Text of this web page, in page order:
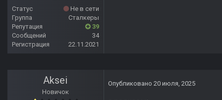
Статус
Не в сети
Группа
Сталкеры
Репутация
39
Сообщений
34
Регистрация
22.11.2021
Aksei
Новичок
Опубликовано 20 июля, 2025